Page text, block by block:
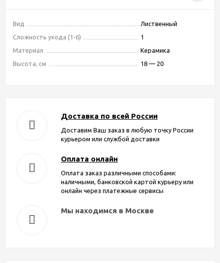
Вид
Лиственный
Сложность ухода (1-6)
1
Материал
Керамика
Высота, см
18 — 20
Доставка по всей России
Доставим Ваш заказ в любую точку России
курьером или службой доставки
Оплата онлайн
Оплата заказ различными способами:
наличными, банковской картой курьеру или
онлайн через платежные сервисы
Мы находимся в Москве